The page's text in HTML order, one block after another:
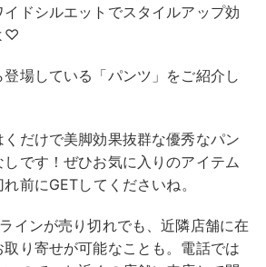
ドシルエットでスタイルアップ効
♡
場している「パンツ」をご紹介し
だけで美脚効果抜群な優秀なパン
です！ぜひお気に入りのアイテム
前にGETしてくださいね。
インが売り切れでも、近隣店舗に在
り寄せが可能なことも。電話では